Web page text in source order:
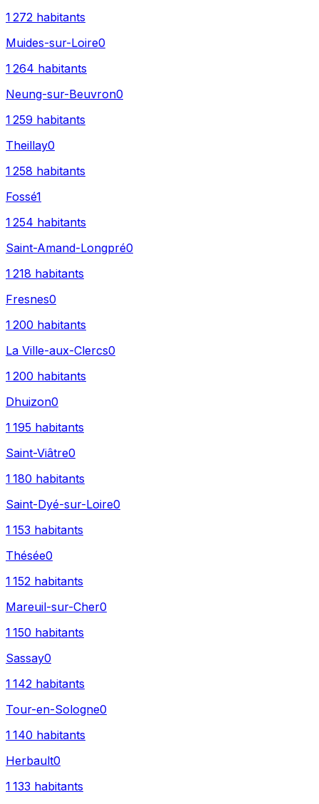
1 272 habitants
Muides-sur-Loire0
1 264 habitants
Neung-sur-Beuvron0
1 259 habitants
Theillay0
1 258 habitants
Fossé1
1 254 habitants
Saint-Amand-Longpré0
1 218 habitants
Fresnes0
1 200 habitants
La Ville-aux-Clercs0
1 200 habitants
Dhuizon0
1 195 habitants
Saint-Viâtre0
1 180 habitants
Saint-Dyé-sur-Loire0
1 153 habitants
Thésée0
1 152 habitants
Mareuil-sur-Cher0
1 150 habitants
Sassay0
1 142 habitants
Tour-en-Sologne0
1 140 habitants
Herbault0
1 133 habitants